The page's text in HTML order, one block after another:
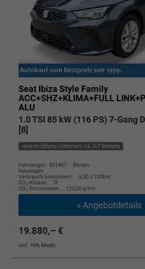
Seat Ibiza Style Family
ACC+SHZ+KLIMA+FULL
ALU
1.0 TSI 85 kW (116 PS) 7-Gang
[8]
unverbindliche Lieferzeit: ca. 5-7 Monate
Fahrzeugnr.: 501467
Benzin
Neuwagen
Verbrauch kombiniert:
5,30 l/100km
CO2-Klasse:
D
CO2-Emissionen: 120,00 g/km
» Angebotdetails
19.880,– €
incl. 19% MwSt.